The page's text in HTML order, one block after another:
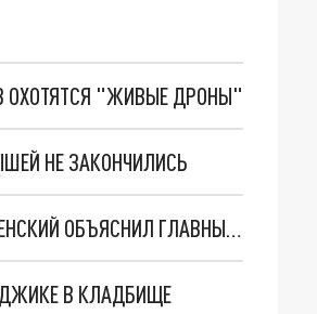
ОХОТЯТСЯ "ЖИВЫЕ ДРОНЫ"
НЕ ЗАКОНЧИЛИСЬ
"МЫ ВАС ЗАСТАВИМ": ЖУТКИЕ ДЕТАЛИ ОХОТЫ НА ГЕНЕРАЛА. ЗЕЛЕНСКИЙ ОБЪЯСНИЛ ГЛАВНЫЙ СМЫСЛ ТЕРАКТА В ЦЕНТРЕ МОСКВЫ
В КЛАДБИЩЕ